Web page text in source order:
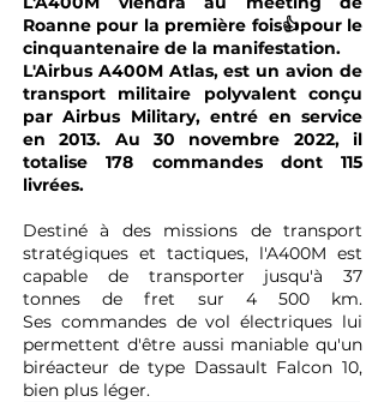
Roanne pour la première fois👍pour le
cinquantenaire de la manifestation.
L'Airbus A400M Atlas, est unavion de
transport militaire polyvalent conçu
parAirbus Military, entré en service
en2013. Au 30 novembre 2022, il
totalise 178 commandes dont 115
livrées.
Destiné à des missions de transport
stratégiques et tactiques, l'A400M est
capable de transporter jusqu'à 37
tonnes de fret sur 4 500 km.
Ses commandes de vol électriques lui
permettent d'être aussi maniable qu'un
biréacteur de type Dassault Falcon 10,
bien plus léger.